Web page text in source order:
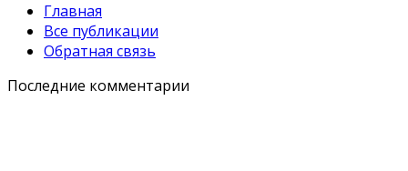
Главная
Все публикации
Обратная связь
Последние комментарии